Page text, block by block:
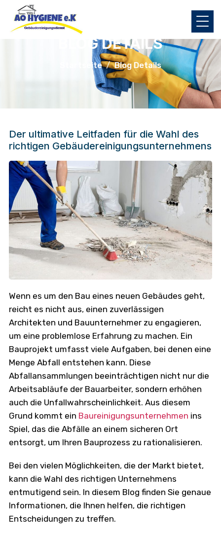
BLOG DETAILS
Startseite Blog Details
Der ultimative Leitfaden für die Wahl des
richtigen Gebäudereinigungsunternehmens
Wenn es um den Bau eines neuen Gebäudes geht,
reicht es nicht aus, einen zuverlässigen
Architekten und Bauunternehmer zu engagieren,
um eine problemlose Erfahrung zu machen. Ein
Bauprojekt umfasst viele Aufgaben, bei denen eine
Menge Abfall entstehen kann. Diese
Abfallansammlungen beeinträchtigen nicht nur die
Arbeitsabläufe der Bauarbeiter, sondern erhöhen
auch die Unfallwahrscheinlichkeit. Aus diesem
Grund kommt ein Baureinigungsunternehmen ins
Spiel, das die Abfälle an einem sicheren Ort
entsorgt, um Ihren Bauprozess zu rationalisieren.
Bei den vielen Möglichkeiten, die der Markt bietet,
kann die Wahl des richtigen Unternehmens
entmutigend sein. In diesem Blog finden Sie genaue
Informationen, die Ihnen helfen, die richtigen
Entscheidungen zu treffen.